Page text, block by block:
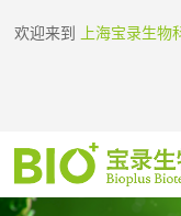
欢迎来到 上海宝录生物